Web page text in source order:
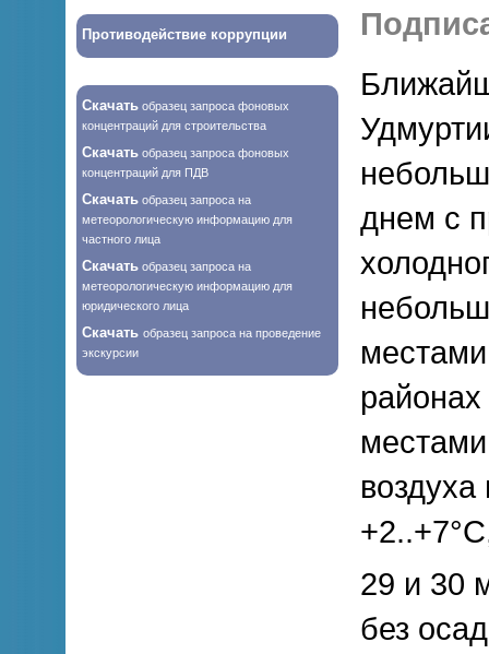
Противодействие коррупции
Скачать образец запроса фоновых
концентраций для строительства
Скачать образец запроса фоновых
концентраций для ПДВ
Скачать образец запроса на
метеорологическую информацию для
частного лица
Скачать образец запроса на
метеорологическую информацию для
юридического лица
Скачать образец запроса на проведение
экскурсии
днем с
29 и 30
без